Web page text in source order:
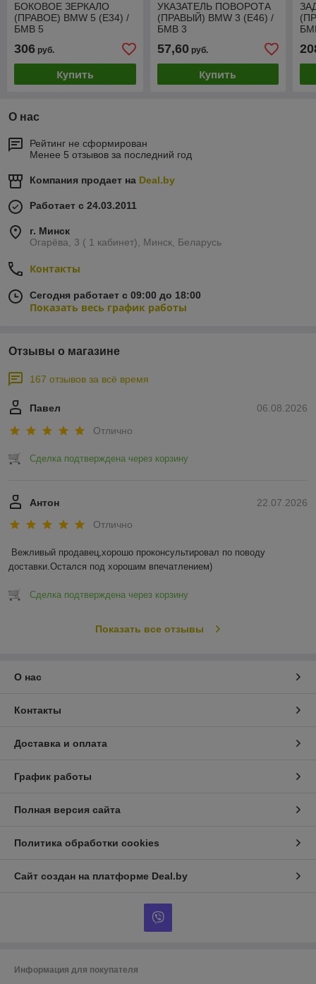
БОКОВОЕ ЗЕРКАЛО
(ПРАВОЕ) BMW 5 (E34) /
БМВ 5
306 руб.
Купить
УКАЗАТЕЛЬ ПОВОРОТА
(ПРАВЫЙ) BMW 3 (E46) /
БМВ 3
57,60руб.
Купить
О нас
Рейтинг не сформирован
Менее 5 отзывов за последний год
Компания продает на Deal.by
Работает с 24.03.2011
г. Минск
Огарёва, 3 ( 1 кабинет), Минск, Беларусь
Контакты
Сегодня работает с 09:00 до 18:00
Показать весь график работы
Отзывы о магазине
167 отзывов за всё время
06.08.2026
Павел
Отлично
Сделка подтверждена через корзину
22.07.2026
Антон
Отлично
Вежливый продавец,хорошо проконсультировал по поводу
доставки.Остался под хорошим впечатлением)
Сделка подтверждена через корзину
Показать все отзывы
О нас
Контакты
Доставка и оплата
График работы
Полная версия сайта
Политика обработки cookies
Сайт создан на платформе Deal.by
Информация для покупателя